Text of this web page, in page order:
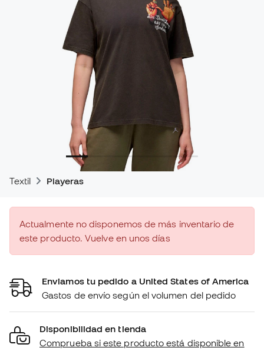
Textil Playeras
Actualmente no disponemos de más inventario de
este producto. Vuelve en unos días
Enviamos tu pedido a United States of America
Gastos de envío según el volumen del pedido
Disponibilidad en tienda
Comprueba si este producto está disponible en